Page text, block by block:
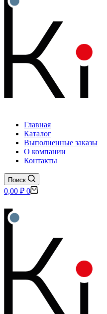
Главная
Каталог
Выполненные заказы
О компании
Контакты
Поиск
Корзина
0,00 ₽ 0